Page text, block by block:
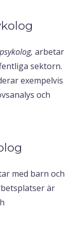
arbetar
sektorn.
exempelvis
och
med barn och
är